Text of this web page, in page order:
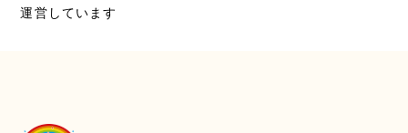
運営しています